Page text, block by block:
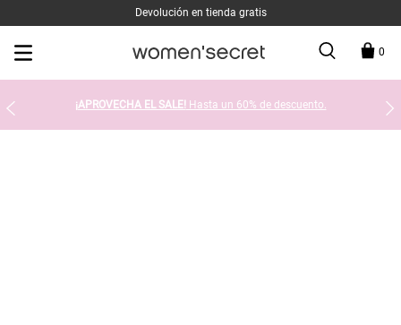
Devolución en tienda gratis
0
¡APROVECHA EL SALE! Hasta un 60% de descuento.